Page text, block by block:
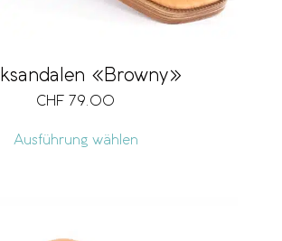
«Browny»
CHF 79.00
Ausführung wählen